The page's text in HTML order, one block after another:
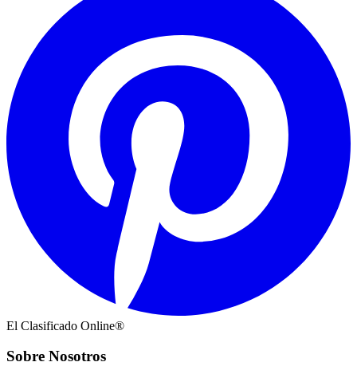
El Clasificado Online®
Sobre Nosotros